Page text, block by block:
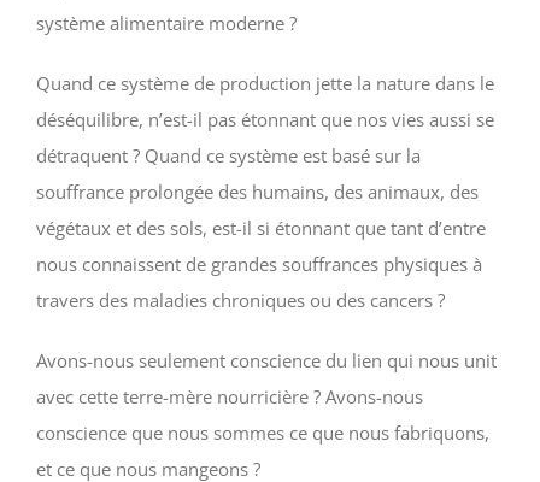
système alimentaire moderne ?
Quand ce système de production jette la nature dans le
déséquilibre, n’est-il pas étonnant que nos vies aussi se
détraquent ? Quand ce système est basé sur la
souffrance prolongée des humains, des animaux, des
végétaux et des sols, est-il si étonnant que tant d’entre
nous connaissent de grandes souffrances physiques à
travers des maladies chroniques ou des cancers ?
Avons-nous seulement conscience du lien qui nous unit
avec cette terre-mère nourricière ? Avons-nous
conscience que nous sommes ce que nous fabriquons,
et ce que nous mangeons ?